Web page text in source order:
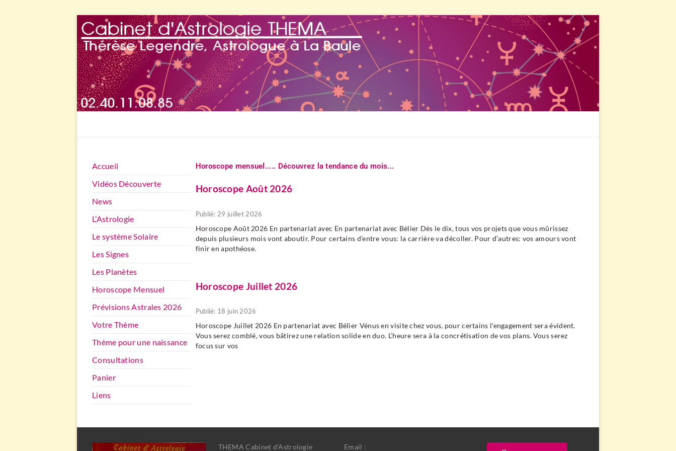
Horoscope mensuel..... Découvrez la tendance du mois...
Horoscope Août 2026
Publié: 29 juillet 2026
Horoscope Août 2026 En partenariat avec En partenariat avec Bélier Dès le dix, tous vos projets que vous mûrissez
depuis plusieurs mois vont aboutir. Pour certains d’entre vous: la carrière va décoller. Pour d’autres: vos amours vont
finir en apothéose.
Horoscope Juillet 2026
Publié: 18 juin 2026
Horoscope Juillet 2026 En partenariat avec Bélier Vénus en visite chez vous, pour certains l’engagement sera évident.
Vous serez comblé, vous bâtirez une relation solide en duo. L’heure sera à la concrétisation de vos plans. Vous serez
focus sur vos
Accueil
Vidéos Découverte
News
L’Astrologie
Le système Solaire
Les Signes
Les Planètes
Horoscope Mensuel
Prévisions Astrales 2026
Votre Thème
Thème pour une naissance
Consultations
Panier
Liens
THEMA Cabinet d'Astrologie Email :